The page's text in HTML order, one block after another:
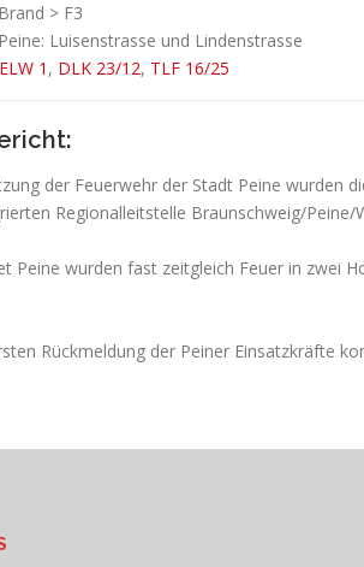
Brand > F3
Peine: Luisenstrasse und Lindenstrasse
ELW 1 , DLK 23/12, TLF 16/25
der Feuerwehr der Stadt Peine wurden
Regionalleitstelle Braunschweig/
Peine wurden fast zeitgleich Feuer in zwei
Rückmeldung der Peiner Einsatzkräfte